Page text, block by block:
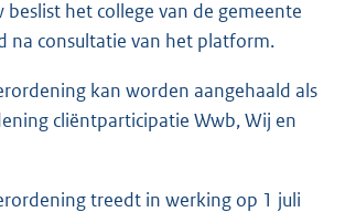
beslist het college van de gemeente
na consultatie van het platform.
kan worden aangehaald als
cliëntparticipatie Wwb, Wij en
treedt in werking op 1 juli